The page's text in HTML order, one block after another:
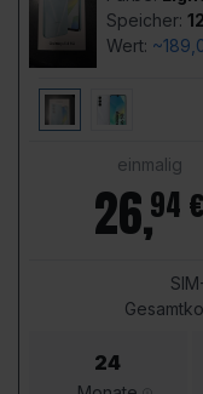
Speicher:
Wert:
einmalig
26,94 €
24